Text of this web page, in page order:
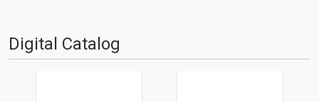
Digital Catalog